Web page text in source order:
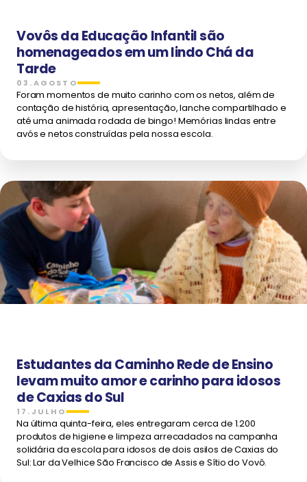
Vovôs da Educação Infantil são
homenageados em um lindo Chá da
Tarde
03.AGOSTO
Foram momentos de muito carinho com os netos, além de
contação de história, apresentação, lanche compartilhado e
até uma animada rodada de bingo! Memórias lindas entre
avós e netos construídas pela nossa escola.
Estudantes da Caminho Rede de Ensino
levam muito amor e carinho para idosos
de Caxias do Sul
17.JULHO
Na última quinta-feira, eles entregaram cerca de 1.200
produtos de higiene e limpeza arrecadados na campanha
solidária da escola para idosos de dois asilos de Caxias do
Sul: Lar da Velhice São Francisco de Assis e Sítio do Vovô.